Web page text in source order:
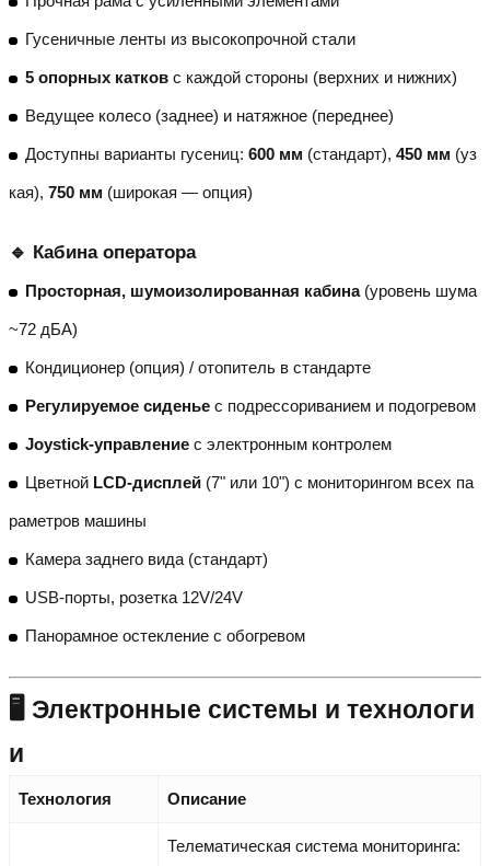
Гусеничные ленты из высокопрочной стали
5 опорных катков с каждой стороны (верхних и нижних)
Ведущее колесо (заднее) и натяжное (переднее)
Доступны варианты гусениц: 600 мм (стандарт), 450 мм (уз
кая), 750 мм (широкая — опция)
🔹 Кабина оператора
Просторная, шумоизолированная кабина(уровень шума
~72 дБА)
Кондиционер (опция) / отопитель в стандарте
Регулируемое сиденье с подрессориванием и подогревом
Joystick-управление с электронным контролем
Цветной LCD-дисплей (7" или 10") с мониторингом всех па
раметров машины
Камера заднего вида (стандарт)
USB-порты, розетка 12V/24V
Панорамное остекление с обогревом
🖥️ Электронные системы и технологи
и
Технология Описание
Телематическая система мониторинга: